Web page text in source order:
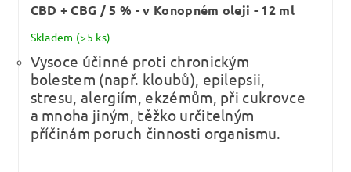
CBD + CBG / 5 % - v Konopném oleji - 12 ml
Skladem (>5 ks)
Vysoce účinné proti chronickým
bolestem (např. kloubů), epilepsii,
stresu, alergiím, ekzémům, při cukrovce
a mnoha jiným, těžko určitelným
příčinám poruch činnosti organismu.